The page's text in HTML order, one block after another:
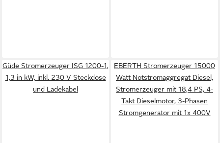
Güde Stromerzeuger ISG 1200-1,
1,3 in kW, inkl. 230 V Steckdose
und Ladekabel
EBERTH Stromerzeuger 15000
Watt Notstromaggregat Diesel,
Stromerzeuger mit 18,4 PS, 4-
Takt Dieselmotor, 3-Phasen
Stromgenerator mit 1x 400V